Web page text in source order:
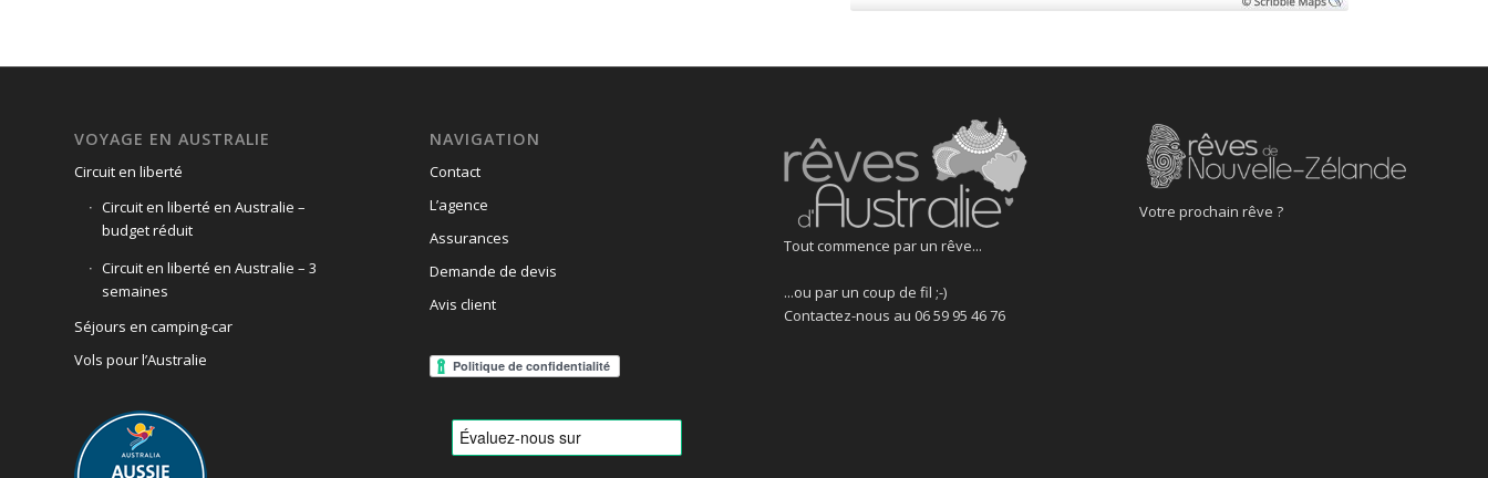
VOYAGE EN AUSTRALIE
Circuit en liberté
Circuit en liberté en Australie –
budget réduit
Circuit en liberté en Australie – 3
semaines
Séjours en camping-car
Vols pour l’Australie
NAVIGATION
Contact
L’agence
Assurances
Demande de devis
Avis client
Tout commence par un rêve...
...ou par un coup de fil ;-)
Contactez-nous au 06 59 95 46 76
Votre prochain rêve ?